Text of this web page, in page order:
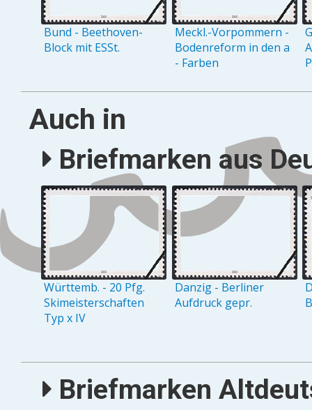
Bund - Beethoven-
Block mit ESSt.
Meckl.-Vorpommern -
Bodenreform in den a
- Farben
Auch in
Briefmarken aus
Württemb. - 20 Pfg.
Skimeisterschaften
Typ x IV
Danzig - Berliner
Aufdruck gepr.
Briefmarken